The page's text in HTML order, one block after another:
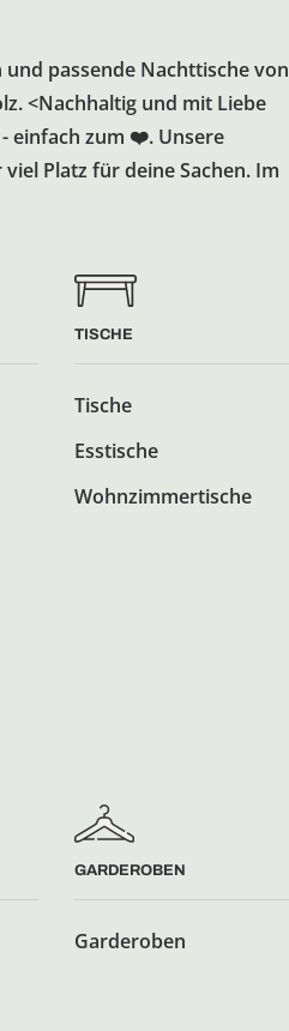
passende Nachttische von
<Nachhaltig und mit Liebe
einfach zum ❤️. Unsere
Platz für deine Sachen. Im
im Büro - sie machen überall
sich um alles, was du
TISCHE
Tische
Esstische
Wohnzimmertische
GARDEROBEN
Garderoben